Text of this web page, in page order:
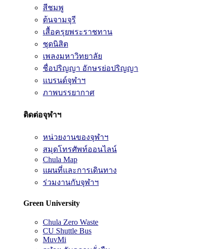
สีชมพู
ต้นจามจุรี
เสื้อครุยพระราชทาน
ชุดนิสิต
เพลงมหาวิทยาลัย
ชื่อปริญญา อักษรย่อปริญญา
แบรนด์จุฬาฯ
ภาพบรรยากาศ
ติดต่อจุฬาฯ
หน่วยงานของจุฬาฯ
สมุดโทรศัพท์ออนไลน์
Chula Map
แผนที่และการเดินทาง
ร่วมงานกับจุฬาฯ
Green University
Chula Zero Waste
CU Shuttle Bus
MuvMi